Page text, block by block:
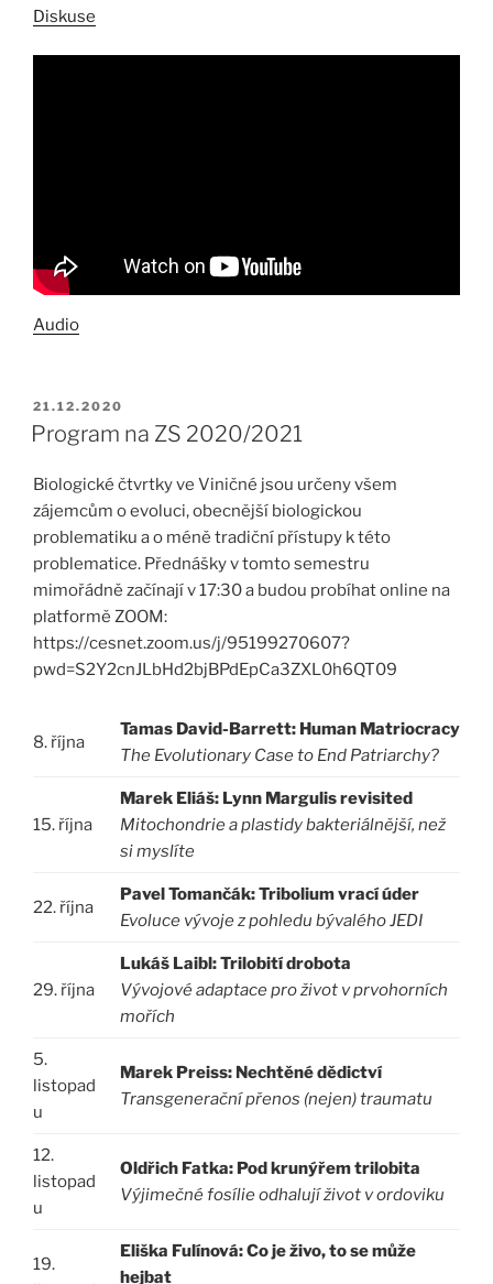
Diskuse
Audio
PUBLIKOVÁNO
21.12.2020
Program na ZS 2020/2021
Biologické čtvrtky ve Viničné jsou určeny všem
zájemcům o evoluci, obecnější biologickou
problematiku a o méně tradiční přístupy k této
problematice. Přednášky v tomto semestru
mimořádně začínají v 17:30 a budou probíhat online na
platformě ZOOM:
https://cesnet.zoom.us/j/95199270607?
pwd=S2Y2cnJLbHd2bjBPdEpCa3ZXL0h6QT09
8. října
Tamas David-Barrett: Human Matriocracy
The Evolutionary Case to End Patriarchy?
15. října
Marek Eliáš: Lynn Margulis revisited
Mitochondrie a plastidy bakteriálnější, než
si myslíte
22. října
Pavel Tomančák: Tribolium vrací úder
Evoluce vývoje z pohledu bývalého JEDI
29. října
Lukáš Laibl: Trilobití drobota
Vývojové adaptace pro život v prvohorních
mořích
5.
listopad
u
Marek Preiss: Nechtěné dědictví
Transgenerační přenos (nejen) traumatu
12.
listopad
u
Oldřich Fatka: Pod krunýřem trilobita
Výjimečné fosílie odhalují život v ordoviku
19.
Eliška Fulínová: Co je živo, to se může
hejbat